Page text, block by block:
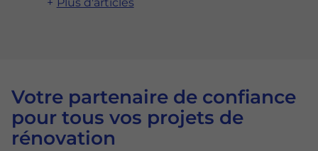
Votre partenaire de confiance
pour tous vos projets de
rénovation